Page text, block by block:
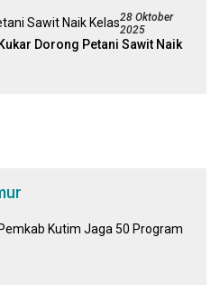
28 Oktober
2025
Dorong Petani Sawit Naik